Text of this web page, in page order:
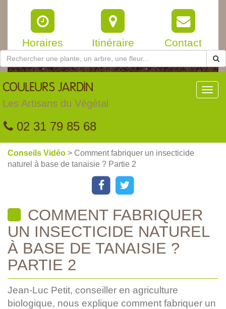
Horaires Itinéraire Contact
COULEURS JARDIN
Les Artisans du Végétal
02 31 79 85 68
Conseils Vidéo > Comment fabriquer un insecticide
naturel à base de tanaisie ? Partie 2
COMMENT FABRIQUER
UN INSECTICIDE NATUREL
À BASE DE TANAISIE ?
PARTIE 2
Jean-Luc Petit, conseiller en agriculture
biologique, nous explique comment fabriquer un